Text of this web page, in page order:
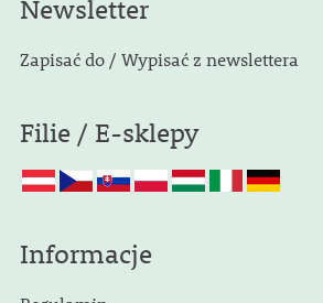
Newsletter
Zapisać do / Wypisać z newslettera
Filie / E-sklepy
Informacje